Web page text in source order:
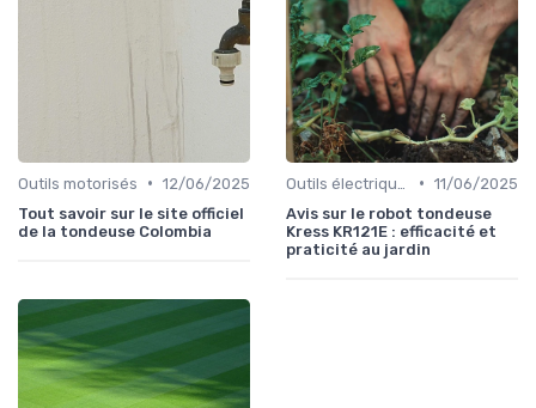
Outils motorisés • 12/06/2025
Tout savoir sur le site officiel
de la tondeuse Colombia
• 11/06/2025
Avis sur le robot tondeuse
Kress KR121E : efficacité et
praticité au jardin